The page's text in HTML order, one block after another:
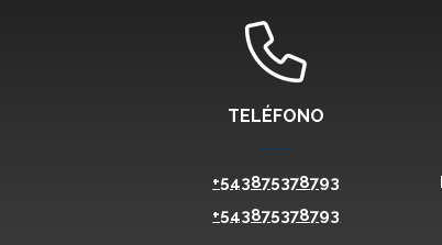
TELÉFONO
+543875378793
+543875378793